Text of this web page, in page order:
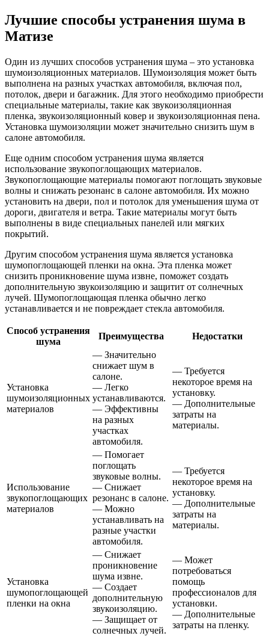
Лучшие способы устранения шума в
Матизе
Один из лучших способов устранения шума – это установка
шумоизоляционных материалов. Шумоизоляция может быть
выполнена на разных участках автомобиля, включая пол,
потолок, двери и багажник. Для этого необходимо приобрести
специальные материалы, такие как звукоизоляционная
пленка, звукоизоляционный ковер и звукоизоляционная пена.
Установка шумоизоляции может значительно снизить шум в
салоне автомобиля.
Еще одним способом устранения шума является
использование звукопоглощающих материалов.
Звукопоглощающие материалы помогают поглощать звуковые
волны и снижать резонанс в салоне автомобиля. Их можно
установить на двери, пол и потолок для уменьшения шума от
дороги, двигателя и ветра. Такие материалы могут быть
выполнены в виде специальных панелей или мягких
покрытий.
Другим способом устранения шума является установка
шумопоглощающей пленки на окна. Эта пленка может
снизить проникновение шума извне, поможет создать
дополнительную звукоизоляцию и защитит от солнечных
лучей. Шумопоглощающая пленка обычно легко
устанавливается и не повреждает стекла автомобиля.
Способ устранения
шума
Преимущества Недостатки
Установка
шумоизоляционных
материалов
— Значительно
снижает шум в
салоне.
— Легко
устанавливаются.
— Эффективны
на разных
участках
автомобиля.
— Требуется
некоторое время на
установку.
— Дополнительные
затраты на
материалы.
Использование
звукопоглощающих
материалов
— Помогает
поглощать
звуковые волны.
— Снижает
резонанс в салоне.
— Можно
устанавливать на
разные участки
автомобиля.
— Требуется
некоторое время на
установку.
— Дополнительные
затраты на
материалы.
Установка
шумопоглощающей
пленки на окна
— Снижает
проникновение
шума извне.
— Создает
дополнительную
звукоизоляцию.
— Защищает от
солнечных лучей.
— Может
потребоваться
помощь
профессионалов для
установки.
— Дополнительные
затраты на пленку.